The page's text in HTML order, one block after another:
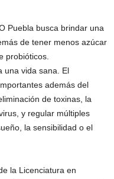
Puebla busca brindar una
de tener menos azúcar
probióticos.
una vida sana. El
además del
de toxinas, la
y regular múltiples
la sensibilidad o el
la Licenciatura en